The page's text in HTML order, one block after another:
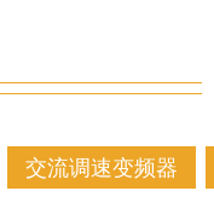
交流调速变频器